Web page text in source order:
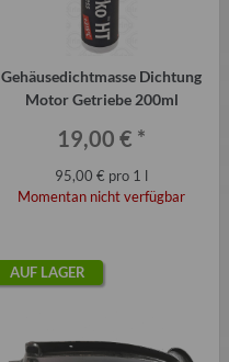
Gehäusedichtmasse Dichtung
Motor Getriebe 200ml
19,00 € *
95,00 € pro 1 l
Momentan nicht verfügbar
AUF LAGER